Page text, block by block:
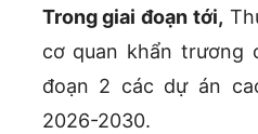
Trong giai đoạn tới,
cơ quan khẩn trương
đoạn 2 các dự án
2026-2030.